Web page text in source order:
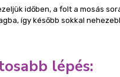
időben, a folt a mosás
így később sokkal
lépés: